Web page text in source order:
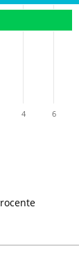
4 6